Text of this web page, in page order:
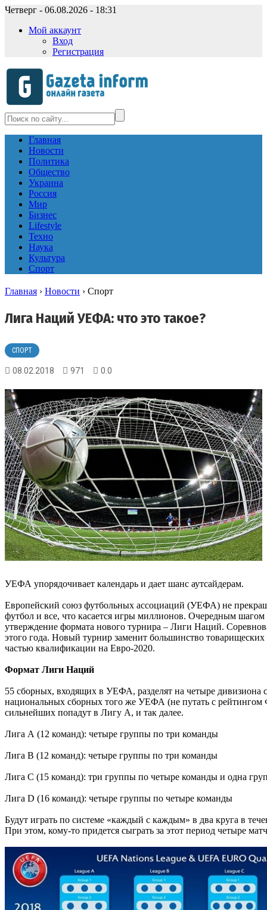
Четверг - 06.08.2026 - 18:31
Мой аккаунт
Вход
Регистрация
Главная
Новости
Политика
Общество
Украина
Россия
Мир
Бизнес
Lifestyle
Техно
Наука
Культура
Спорт
Главная › Новости › Спорт
Лига Наций УЕФА: что это такое?
СПОРТ
08.02.2018 971 0.0
УЕФА упорядочивает календарь и дает шанс аутсайдерам.
Европейский союз футбольных ассоциаций (УЕФА) не
футбол и все, что касается игры миллионов. Очередным
утверждение формата нового турнира – Лиги Наций.
этого года. Новый турнир заменит большинство товарищеских
частью квалификации на Евро-2020.
Формат Лиги Наций
55 сборных, входящих в УЕФА, разделят на четыре дивизиона
национальных сборных того же УЕФА (не путать с
сильнейших попадут в Лигу А, и так далее.
Лига А (12 команд): четыре группы по три команды
Лига B (12 команд): четыре группы по три команды
Лига C (15 команд): три группы по четыре команды и одна
Лига D (16 команд): четыре группы по четыре команды
Будут играть по системе «каждый с каждым» в два круга в
При этом, кому-то придется сыграть за этот период четыре